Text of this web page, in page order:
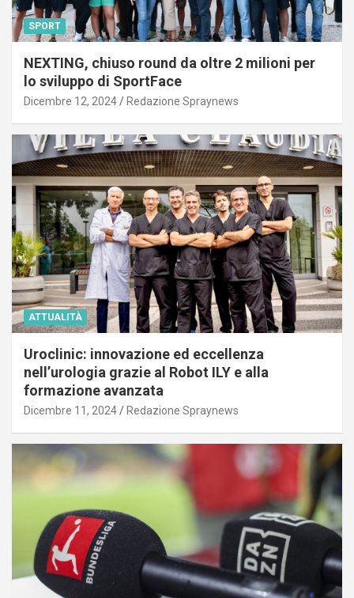
SPORT
NEXTING, chiuso round da oltre 2 milioni per
lo sviluppo di SportFace
Dicembre 12, 2024 Redazione Spraynews
ATTUALITÀ
Uroclinic: innovazione ed eccellenza
nell’urologia grazie al Robot ILY e alla
formazione avanzata
Dicembre 11, 2024 Redazione Spraynews